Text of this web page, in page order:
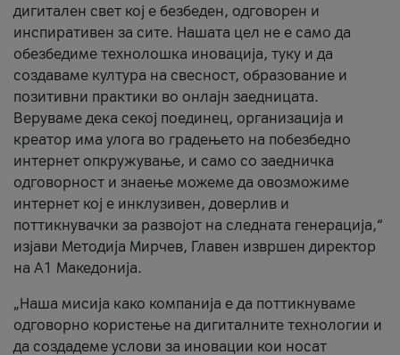
дигитален свет кој е безбеден, одговорен и
инспиративен за сите. Нашата цел не е само да
обезбедиме технолошка иновација, туку и да
создаваме култура на свесност, образование и
позитивни практики во онлајн заедницата.
Веруваме дека секој поединец, организација и
креатор има улога во градењето на побезбедно
интернет опкружување, и само со заедничка
одговорност и знаење можеме да овозможиме
интернет кој е инклузивен, доверлив и
поттикнувачки за развојот на следната генерација,“
изјави Методија Мирчев, Главен извршен директор
на А1 Македонија.
„Наша мисија како компанија е да поттикнуваме
одговорно користење на дигиталните технологии и
да создадеме услови за иновации кои носат